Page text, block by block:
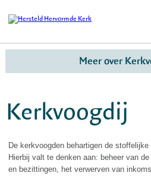
Meer over
Kerkvoogdij
De kerkvoogden behartigen de
Hierbij valt te denken aan: beheer van
en bezittingen, het verwerven van